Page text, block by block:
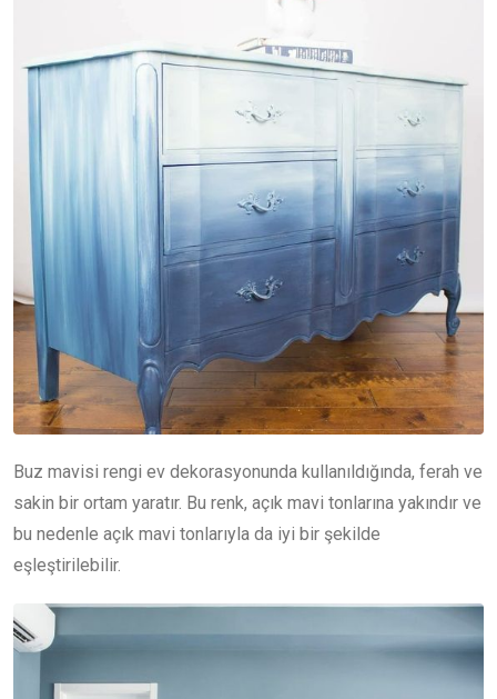
Buz mavisi rengi ev dekorasyonunda kullanıldığında, ferah ve
sakin bir ortam yaratır. Bu renk, açık mavi tonlarına yakındır ve
bu nedenle açık mavi tonlarıyla da iyi bir şekilde
eşleştirilebilir.